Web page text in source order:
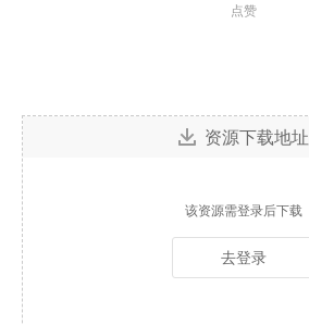
点赞
资源下载地址
该资源需登录后下载
去登录